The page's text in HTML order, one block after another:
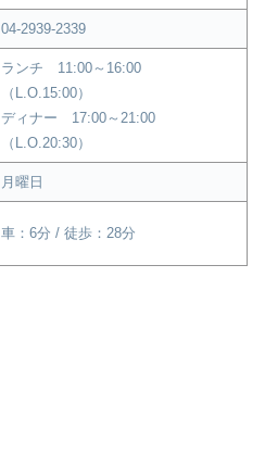
04-2939-2339
ランチ 11:00～16:00
（L.O.15:00）
ディナー 17:00～21:00
（L.O.20:30）
月曜日
車：6分 / 徒歩：28分